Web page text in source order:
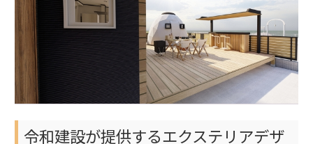
令和建設が提供するエクステリアデザ